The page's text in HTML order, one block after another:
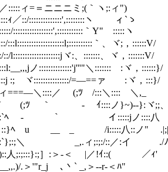
ニニニミ;(｀ヽ;:ィ")
ヽ ィ`ゝ
｀Y"ゝ:::::ヽ
｀、ヾ;，::::::V/
ヾ:、:::::::、ヾ，
ノ::::::::::::::'j'''"＼:::::::ゝ:ヾ，::::::}/
ヾ:::::::::::::::/=―==ァゞゝ:ヾ，:::}/
＼::::／ (;ﾂ /:::＼::::ゞ＼,_
(;ﾂ ｀ - ｲ::::ノ}~)--}:ヾ;;
ﾍ - ｀ イ:::::jノ::::八
__ _ /i:::::八::ノ" .|;|
＼ _,.ィ;:;:/::／:イ ./ﾉ
］:＞-＜ |／!ｲ::( ／ｨ'
､丶` _,＞--r-＜ﾊ"